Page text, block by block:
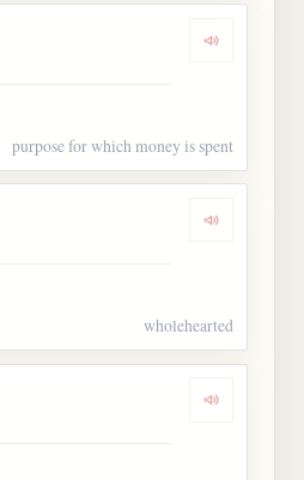
Dengarkan
purpose for which money is spent
Dengarkan
wholehearted
Dengarkan